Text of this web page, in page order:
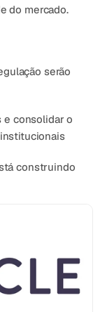
do mercado.
serão
e consolidar o
construindo